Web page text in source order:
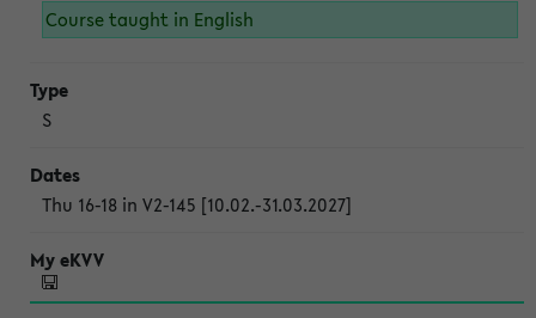
Course taught in English
S
Thu 16-18 in V2-145 [10.02.-31.03.2027]